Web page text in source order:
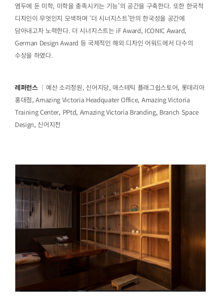
염두에 둔 미학, 미학을 충족시키는 기능’의 공간을 구축한다. 또한 한국적
디자인이 무엇인지 모색하며 ‘더 시너지스트’만의 한국성을 공간에
담아내고자 노력한다. 더 시너지스트는 iF Award, ICONIC Award,
German Design Award 등 국제적인 해외 디자인 어워드에서 다수의
수상을 하였다.
레퍼런스 ｜예산 소리정원, 신어지당, 애스테틱 플래그쉽스토어, 롯데리아
홍대점, Amazing Victoria Headquater Office, Amazing Victoria
Training Center, PPtd, Amazing Victoria Branding, Branch Space
Design, 신어지전